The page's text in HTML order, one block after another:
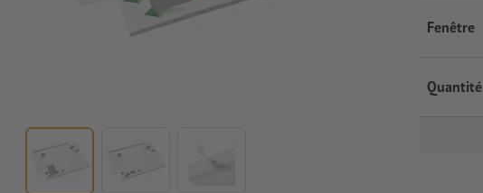
Fenêtre
Quantité